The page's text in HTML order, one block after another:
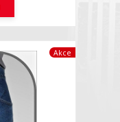
Akce